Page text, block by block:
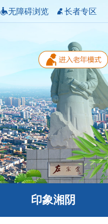
无障碍浏览 长者专区
印象湘阴